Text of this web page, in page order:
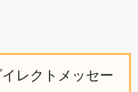
レクトメッセー